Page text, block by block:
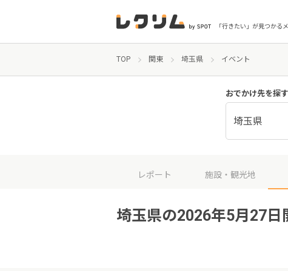
「行きたい」が見つかる
TOP 関東 埼玉県 イベント
おでかけ先を探す
埼玉県
レポート 施設・観光地
埼玉県の2026年5月27日